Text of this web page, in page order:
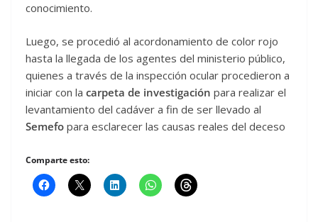
conocimiento.
Luego, se procedió al acordonamiento de color rojo
hasta la llegada de los agentes del ministerio público,
quienes a través de la inspección ocular procedieron a
iniciar con la carpeta de investigación para realizar el
levantamiento del cadáver a fin de ser llevado al
Semefo para esclarecer las causas reales del deceso
Comparte esto: